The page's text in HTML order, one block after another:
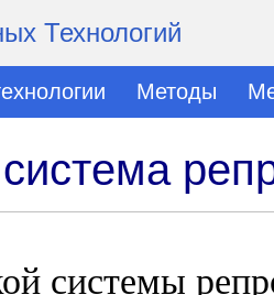
Технологий
Методы
системы